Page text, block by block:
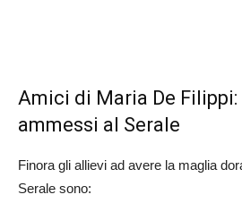
Amici di Maria De
ammessi al Serale
Finora gli allievi ad avere la maglia
Serale sono: